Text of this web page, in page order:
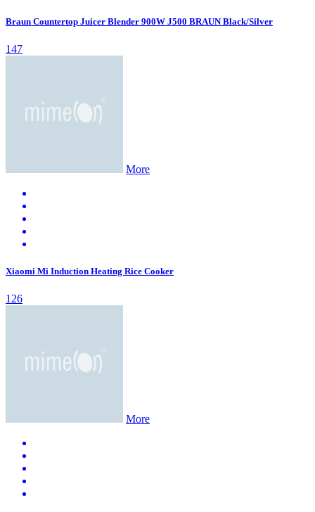
Braun Countertop Juicer Blender 900W J500 BRAUN Black/Silver
147
More
Xiaomi Mi Induction Heating Rice Cooker
126
More